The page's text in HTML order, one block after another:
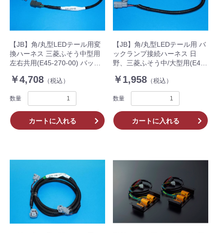
【JB】角/丸型LEDテール用変
換ハーネス 三菱ふそう中型用
左右共用(E45-270-00) バック
￥4,708 （税込）
数量
カートに入れる
【JB】角/丸型LEDテール用 バ
ックランプ接続ハーネス 日
野、三菱ふそう中/大型用(E45-
￥1,958 （税込）
数量
カートに入れる